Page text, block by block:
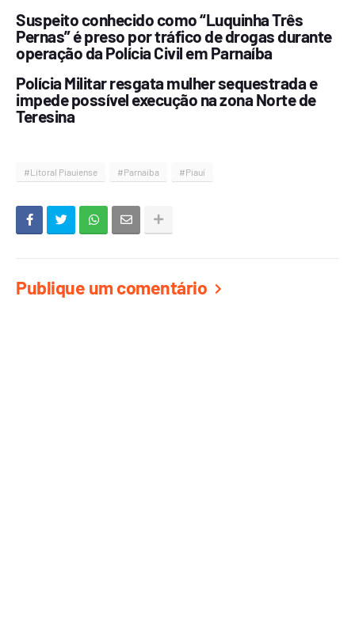
Suspeito conhecido como “Luquinha Três
Pernas” é preso por tráfico de drogas durante
operação da Polícia Civil em Parnaíba
Polícia Militar resgata mulher sequestrada e
impede possível execução na zona Norte de
Teresina
#Litoral Piauiense #Parnaiba #Piauí
Publique um comentário